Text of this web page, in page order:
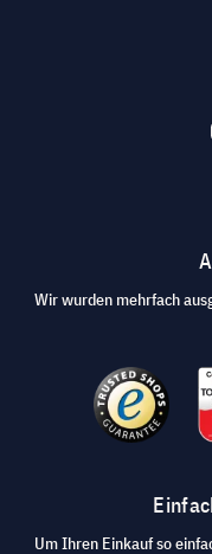
Wir wurden mehrfach
Um Ihren Einkauf so